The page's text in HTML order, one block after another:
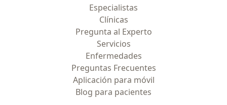
Especialistas
Clínicas
Pregunta al Experto
Servicios
Enfermedades
Preguntas Frecuentes
Aplicación para móvil
Blog para pacientes